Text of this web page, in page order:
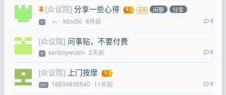
[众议院] 分享一些心得 闲聊 分享
⭐ ← kfcvi50 6月前 3
[众议院] 问事贴，不要付费
⭐ sanboywubin 2天前 0
[众议院] 上门按摩
⭐⭐ 18834856540 11天前 0